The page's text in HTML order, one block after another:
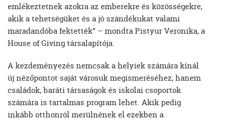
emlékeztetnek azokra az emberekre és közösségekre,
akik a tehetségüket és a jó szándékukat valami
maradandóba fektették” – mondta Pistyur Veronika, a
House of Giving társalapítója.
A kezdeményezés nemcsak a helyiek számára kínál
új nézőpontot saját városuk megismeréséhez, hanem
családok, baráti társaságok és iskolai csoportok
számára is tartalmas program lehet. Akik pedig
inkább otthonról merülnének el ezekben a